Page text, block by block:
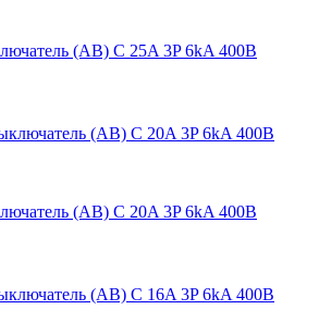
(АВ) C 25A 3P 6kA 400В
(АВ) C 20A 3P 6kA 400В